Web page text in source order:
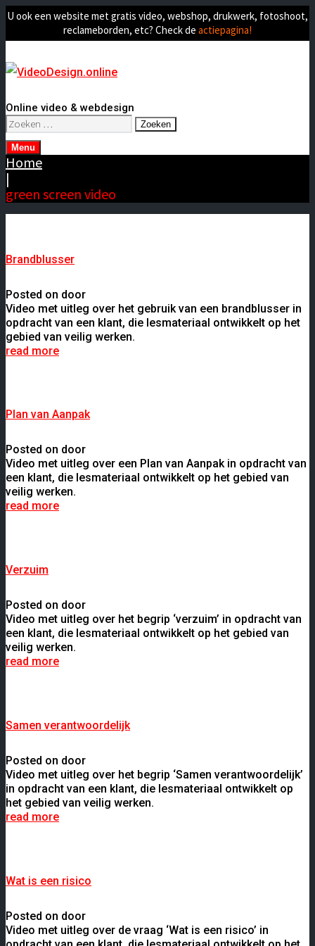
U ook een website met gratis video, webshop, drukwerk, fotoshoot,
reclameborden, etc? Check de actiepagina!
Online video & webdesign
Zoeken
naar:
Menu
Home
|
green screen video
Brandblusser
Posted on door
Video met uitleg over het gebruik van een brandblusser in
opdracht van een klant, die lesmateriaal ontwikkelt op het
gebied van veilig werken.
read more
Plan van Aanpak
Posted on door
Video met uitleg over een Plan van Aanpak in opdracht van
een klant, die lesmateriaal ontwikkelt op het gebied van
veilig werken.
read more
Verzuim
Posted on door
Video met uitleg over het begrip ‘verzuim’ in opdracht van
een klant, die lesmateriaal ontwikkelt op het gebied van
veilig werken.
read more
Samen verantwoordelijk
Posted on door
Video met uitleg over het begrip ‘Samen verantwoordelijk’
in opdracht van een klant, die lesmateriaal ontwikkelt op
het gebied van veilig werken.
read more
Wat is een risico
Posted on door
Video met uitleg over de vraag ‘Wat is een risico’ in